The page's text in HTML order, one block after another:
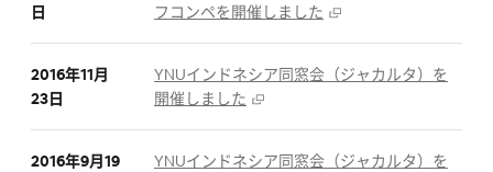
日
フコンペを開催しました
2016年11月
23日
YNUインドネシア同窓会（ジャカルタ）を
開催しました
2016年9月19
YNUインドネシア同窓会（ジャカルタ）を